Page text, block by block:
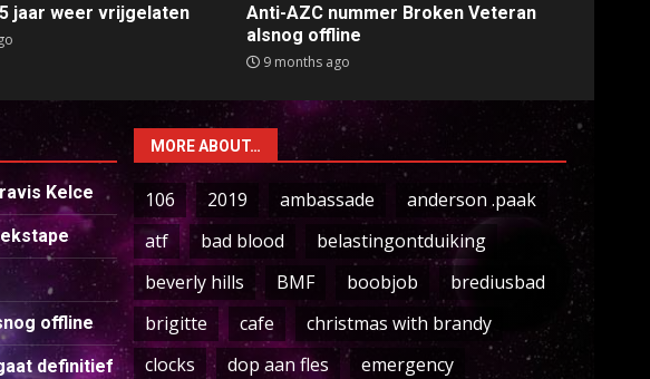
jaar weer vrijgelaten
Anti-AZC nummer Broken Veteran
alsnog offline
9 months ago
Kelce
offline
definitief
MORE ABOUT…
106 2019 ambassade
anderson .paak
atf
bad blood
belastingontduiking
beverly hills
BMF boobjob
brediusbad
brigitte
cafe
christmas with brandy
clocks
dop aan fles
emergency